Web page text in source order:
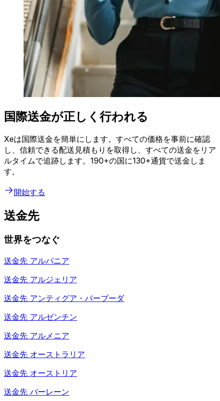
国際送金が正しく行われる
Xeは国際送金を簡単にします。すべての価格を事前に確認
し、信頼できる配送見積もりを取得し、すべての送金をリア
ルタイムで追跡します。190+の国に130+通貨で送金しま
す。
開始する
送金先
世界をつなぐ
送金先 アルバニア
送金先 アルジェリア
送金先 アンティグア・バーブーダ
送金先 アルゼンチン
送金先 アルメニア
送金先 オーストラリア
送金先 オーストリア
送金先 バーレーン